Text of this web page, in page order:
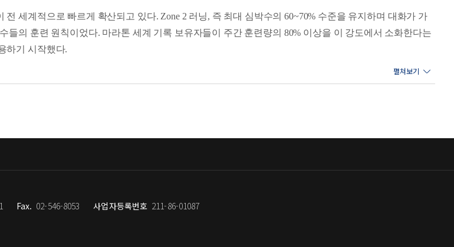
뜬히 일상을 소화할 만큼 몸은 단단해졌다. 더 놀라운 사실은, 혈기 왕성했던 20대의 나보다 지금의 내
'시간과의 전쟁에서 승리하는 법: 30대 러너 생존 전략' 중에서
세계적으로 빠르게 확산되고 있다. Zone 2 러닝, 즉 최대 심박수의 60~70% 수준을 유지하며 대화가 가
들의 훈련 원칙이었다. 마라톤 세계 기록 보유자들이 주간 훈련량의 80% 이상을 이 강도에서 소화한다는
하기 시작했다.
포 속 에너지 발전소인 미토콘드리아의 수와 질을 동시에 늘리고, 지방을 주 연료로 쓰는 대사 유연성을
방향으로 성장하고, 혈관 내벽에서 산화질소가 분비되어 혈류 환경이 개선된다. 빠르게 달릴수록 탄수화
있다고 말한다. 무릎은 소모품이라는 믿음, 시작부터 전력으로 달리는 속도 욕심, 남보다 빨라야 한다는
Fax. 02-546-8053 사업자등록번호 211-86-01087